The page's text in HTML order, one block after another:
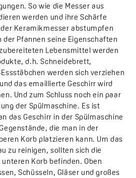
So wie die Messer aus
werden und ihre Schärfe
Keramikmesser abstumpfen
der Pfannen seine Eigenschaften
Lebensmittel werden
d.h. Schneidebrett,
werden sich verziehen
das emaillierte Geschirr wird
Und zum Schluss noch ein paar
der Spülmaschine. Es ist
das Geschirr in der Spülmaschine
die man in der
Korb platzieren kann. Um das
zu reinigen, sollten sich die
Korb befinden. Oben
Schüsseln, Gläser und großes